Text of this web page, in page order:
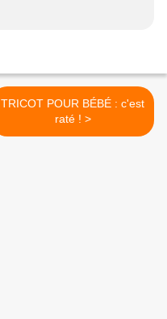
TRICOT POUR BÉBÉ : c'est
raté ! >